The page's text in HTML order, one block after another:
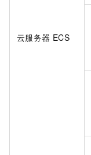
云服务器 ECS